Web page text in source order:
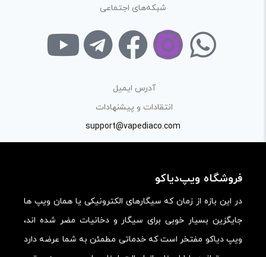
در نظر داشته باشید هدف نهایی از ارائه‌ی نظر درباره‌ی کالا
فرآیند خرید یک محصول توسط ایشان است.
راهنمایی در این بخش خودداری کرده و سوالات خود را در بخش
«پرسش و پاسخ» مطرح کنید.
امکانات و قابلیت ها:
ارزش خرید در برابر قیمت:
شبکه‌های اجتماعی
آدرس ایمیل
انتقادات و پیشنهادات
support@vapediaco.com
فروشگاه ویپ‌دیاکو
در این بازه از زمان که سیگارهای الکترونیکی یا همان ویپ ها
جایگزین بسیار خوبی برای سیگار و دخانیات مضر شده اند،
ویپ دیاکو مفتخر است که خدماتی مطمئن به شما عرضه دارد